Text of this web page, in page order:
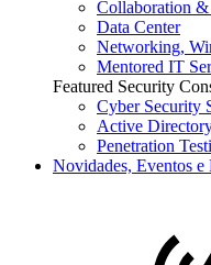
Collaboration
Data Center
Networking,
Mentored IT
Featured Security
Cyber Security
Active
Penetration
Novidades, Eventos e